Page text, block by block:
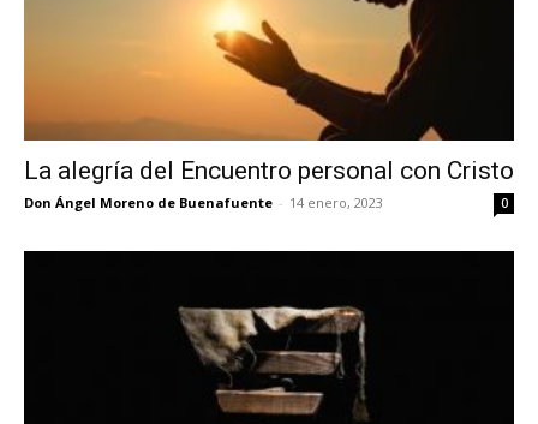
La alegría del Encuentro personal con Cristo
Don Ángel Moreno de Buenafuente - 14 enero, 2023 0